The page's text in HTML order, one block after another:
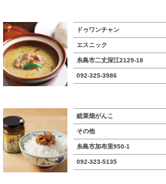
ドゥワンチャン
エスニック
糸島市二丈深江2129-18
092-325-3986
総菜畑がんこ
その他
糸島市加布里950-1
092-323-5135